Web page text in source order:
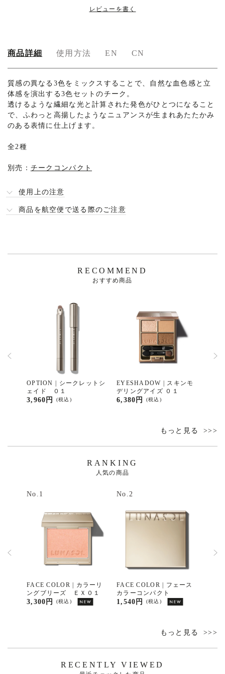
レビューを書く
商品詳細 使用方法 EN CN
質感の異なる3色をミックスすることで、自然な血色感と立
体感を演出する3色セットのチーク。
透けるような繊細な光と計算された発色がひとつになること
で、ふわっと高揚したようなニュアンスが生まれあたたかみ
のある表情に仕上げます。
全2種
別売： チークコンパクト
使用上の注意
商品を航空便で送る際のご注意
RECOMMEND
おすすめ商品
OPTION | シークレットシ
ェイド ０１
(税込)
3,960円
EYESHADOW | スキンモ
デリングアイズ ０１
(税込)
6,380円
もっと見る
RANKING
人気の商品
No.1
FACE COLOR | カラーリ
ングブリーズ ＥＸ０１
(税込)
3,300円
No.2
FACE COLOR | フェース
カラーコンパクト
(税込)
1,540円
もっと見る
RECENTLY VIEWED